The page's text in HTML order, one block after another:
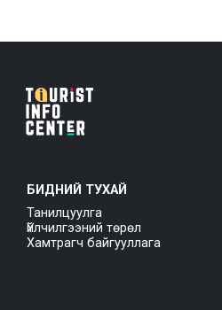
БИДНИЙ ТУХАЙ
Танилцуулга
Үйлчилгээний төрөл
Хамтрагч байгууллага